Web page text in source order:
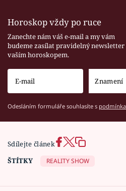
Horoskop vždy po ruce
Zanechte nám váš e-mail a my vám
budeme zasílat pravidelný newsletter
vaším horoskopem.
Odesláním formuláře souhlasíte s
Sdílejte článek
ŠTÍTKY
REALITY SHOW